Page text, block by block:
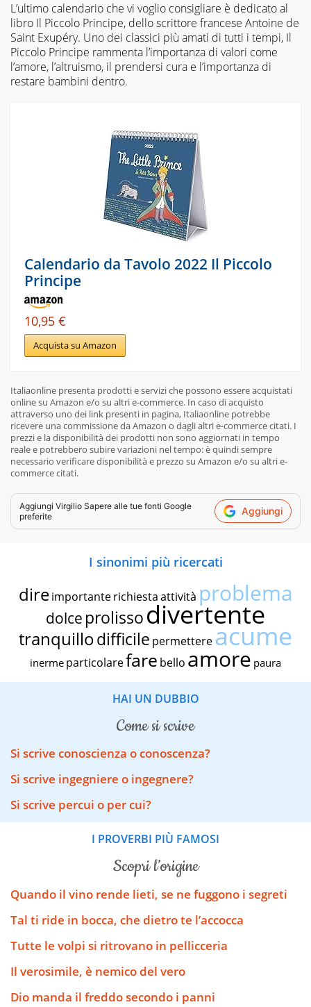
L’ultimo calendario che vi voglio consigliare è dedicato al
libro Il Piccolo Principe, dello scrittore francese Antoine de
Saint Exupéry. Uno dei classici più amati di tutti i tempi, Il
Piccolo Principe rammenta l’importanza di valori come
l’amore, l’altruismo, il prendersi cura e l’importanza di
restare bambini dentro.
Calendario da Tavolo 2022 Il Piccolo
Principe
10,95 €
Acquista su Amazon
Italiaonline presenta prodotti e servizi che possono essere acquistati
online su Amazon e/o su altri e-commerce. In caso di acquisto
attraverso uno dei link presenti in pagina, Italiaonline potrebbe
ricevere una commissione da Amazon o dagli altri e-commerce citati. I
prezzi e la disponibilità dei prodotti non sono aggiornati in tempo
reale e potrebbero subire variazioni nel tempo: è quindi sempre
necessario verificare disponibilità e prezzo su Amazon e/o su altri e-
commerce citati.
Aggiungi Virgilio Sapere alle tue fonti Google
preferite
Aggiungi
I sinonimi più ricercati
dire importante richiestaattività problema
dolce prolissodivertente
tranquillodifficile permettereacume
inerme particolarefare bello amore paura
HAI UN DUBBIO
come si scrive
Si scrive conoscienza o conoscenza?
Si scrive ingegniere o ingegnere?
Si scrive percui o per cui?
I PROVERBI PIÙ FAMOSI
scopri l’origine
Quando il vino rende lieti, se ne fuggono i segreti
Tal ti ride in bocca, che dietro te l’accocca
Tutte le volpi si ritrovano in pellicceria
Il verosimile, è nemico del vero
Dio manda il freddo secondo i panni